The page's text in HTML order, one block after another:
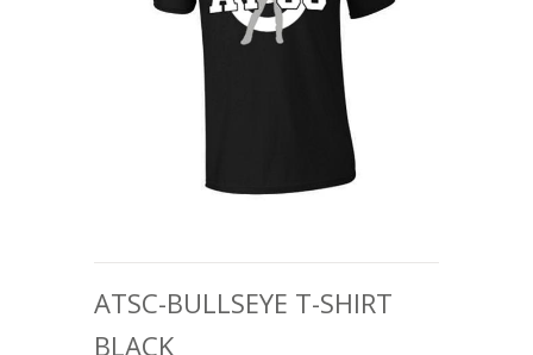
ATSC-BULLSEYE T-SHIRT
BLACK